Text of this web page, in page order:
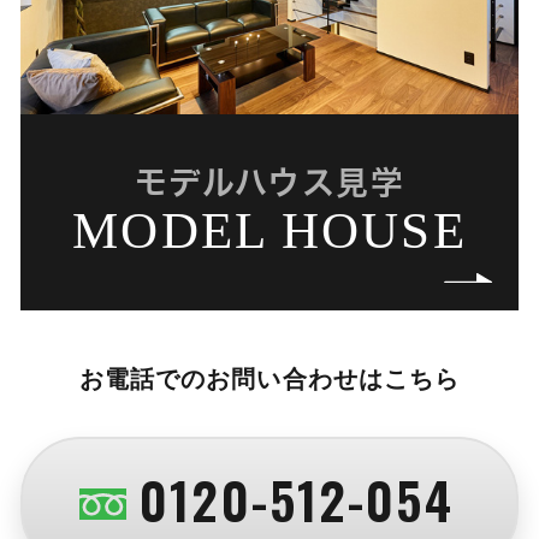
モデルハウス見学
MODEL HOUSE
お電話でのお問い合わせはこちら
0120-512-054